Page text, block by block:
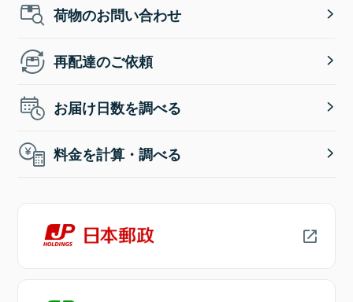
荷物のお問い合わせ
再配達のご依頼
お届け日数を調べる
料金を計算・調べる